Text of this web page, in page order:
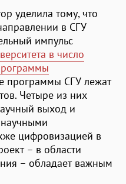
уделила тому, что
в СГУ
импульс
в число
программы СГУ лежат
Четыре из них
выход и
цифровизацией в
– в области
– обладает важным